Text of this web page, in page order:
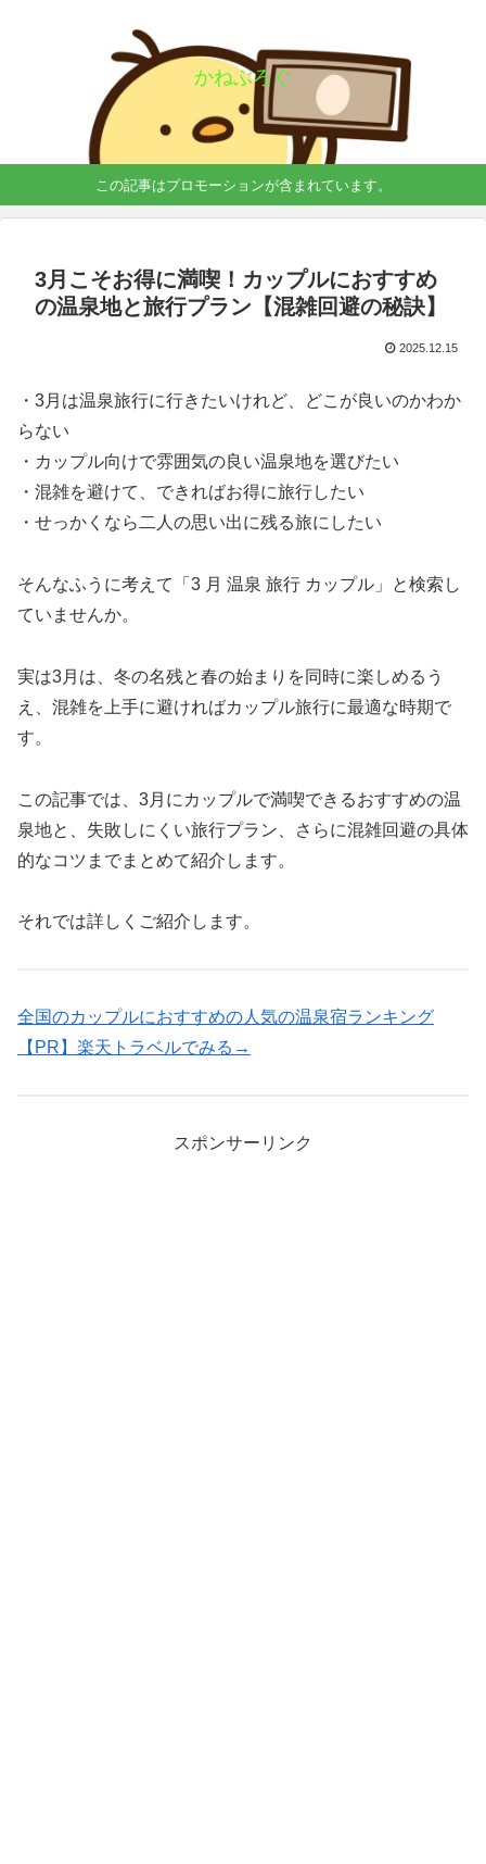
かねぶろぐ
この記事はプロモーションが含まれています。
3月こそお得に満喫！カップルにおすすめ
の温泉地と旅行プラン【混雑回避の秘訣】
2025.12.15
・3月は温泉旅行に行きたいけれど、どこが良いのかわか
らない
・カップル向けで雰囲気の良い温泉地を選びたい
・混雑を避けて、できればお得に旅行したい
・せっかくなら二人の思い出に残る旅にしたい
そんなふうに考えて「3 月 温泉 旅行 カップル」と検索し
ていませんか。
実は3月は、冬の名残と春の始まりを同時に楽しめるう
え、混雑を上手に避ければカップル旅行に最適な時期で
す。
この記事では、3月にカップルで満喫できるおすすめの温
泉地と、失敗しにくい旅行プラン、さらに混雑回避の具体
的なコツまでまとめて紹介します。
それでは詳しくご紹介します。
全国のカップルにおすすめの人気の温泉宿ランキング
【PR】楽天トラベルでみる→
スポンサーリンク